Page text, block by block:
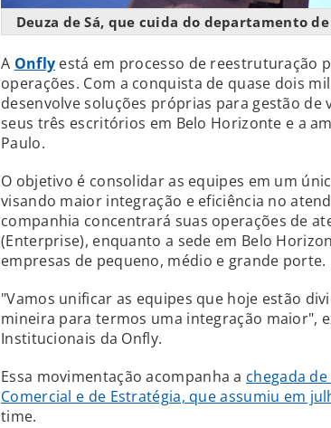
Deuza de Sá, que cuida do departamento
A Onfly está em processo de reestruturação
operações. Com a conquista de quase dois
desenvolve soluções próprias para gestão de
seus três escritórios em Belo Horizonte e a
Paulo.
O objetivo é consolidar as equipes em um
visando maior integração e eficiência no
companhia concentrará suas operações de
(Enterprise), enquanto a sede em Belo
empresas de pequeno, médio e grande porte.
"Vamos unificar as equipes que hoje estão
mineira para termos uma integração maior",
Institucionais da Onfly.
Essa movimentação acompanha a chegada
Comercial e de Estratégia, que assumiu em
time.